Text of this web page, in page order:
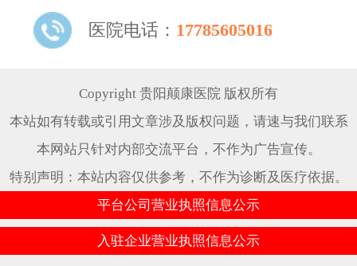
医院电话： 17785605016
Copyright 贵阳颠康医院 版权所有
本站如有转载或引用文章涉及版权问题，请速与我们联系
本网站只针对内部交流平台，不作为广告宣传。
特别声明：本站内容仅供参考，不作为诊断及医疗依据。
平台公司营业执照信息公示
入驻企业营业执照信息公示